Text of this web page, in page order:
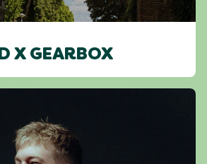
X GEARBOX